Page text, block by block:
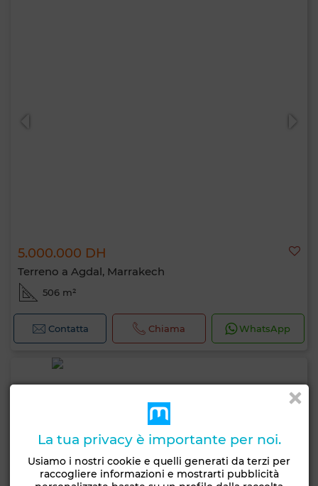
5.000.000 DH
Terreno a Agdal, Marrakech
506 m²
Contatta Chiama WhatsApp
La tua privacy è importante per noi.
Usiamo i nostri cookie e quelli generati da terzi per
raccogliere informazioni e mostrarti pubblicità